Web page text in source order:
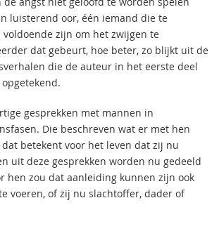
luisterend oor, één iemand die te
zijn om het zwijgen te
dat gebeurt, hoe beter, zo blijkt uit de
die de auteur in het eerste deel
gesprekken met mannen in
Die beschreven wat er met hen
betekent voor het leven dat zij nu
uit deze gesprekken worden nu gedeeld
hen zou dat aanleiding kunnen zijn ook
voeren, of zij nu slachtoffer, dader of